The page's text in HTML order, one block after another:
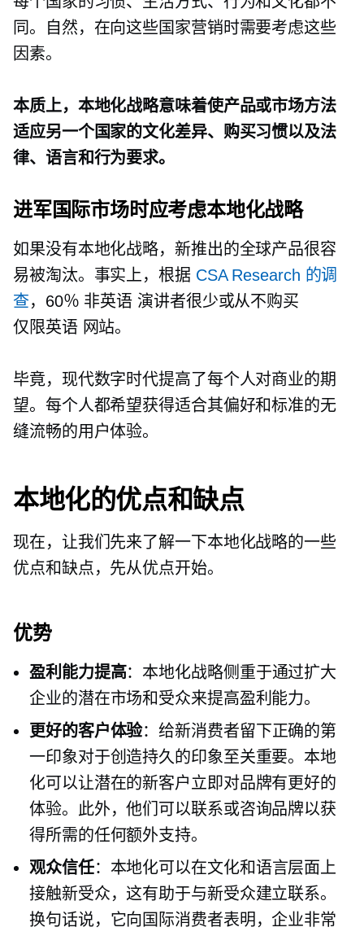
同。自然，在向这些国家营销时需要考虑这些
因素。
本质上，本地化战略意味着使产品或市场方法
适应另一个国家的文化差异、购买习惯以及法
律、语言和行为要求。
进军国际市场时应考虑本地化战略
如果没有本地化战略，新推出的全球产品很容
易被淘汰。事实上，根据 CSA Research 的调
查，60％ 非英语 演讲者很少或从不购买
仅限英语网站。
毕竟，现代数字时代提高了每个人对商业的期
望。每个人都希望获得适合其偏好和标准的无
缝流畅的用户体验。
本地化的优点和缺点
现在，让我们先来了解一下本地化战略的一些
优点和缺点，先从优点开始。
优势
盈利能力提高：本地化战略侧重于通过扩大
企业的潜在市场和受众来提高盈利能力。
更好的客户体验：给新消费者留下正确的第
一印象对于创造持久的印象至关重要。本地
化可以让潜在的新客户立即对品牌有更好的
体验。此外，他们可以联系或咨询品牌以获
得所需的任何额外支持。
观众信任：本地化可以在文化和语言层面上
接触新受众，这有助于与新受众建立联系。
换句话说，它向国际消费者表明，企业非常